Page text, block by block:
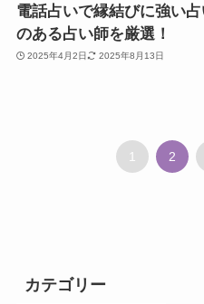
電話占いで縁結びに強い
のある占い師を厳選！
2025年4月2日 2025年8月13日
1 2
カテゴリー